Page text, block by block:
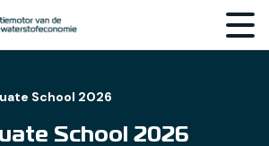
School 2026
School 2026